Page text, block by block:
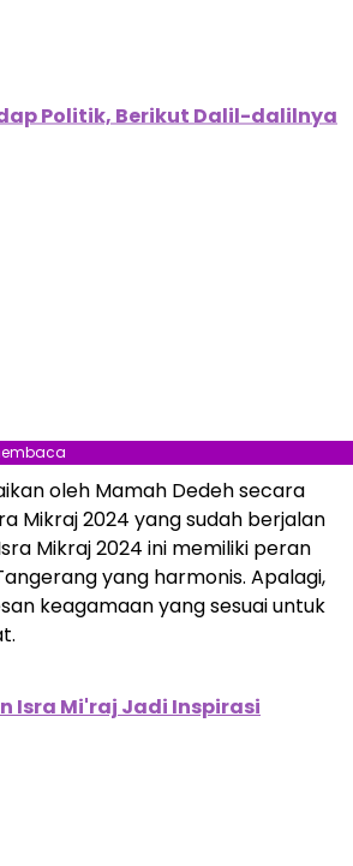
Politik, Berikut Dalil-dalilnya
oleh Mamah Dedeh secara
Mikraj 2024 yang sudah berjalan
Mikraj 2024 ini memiliki peran
yang harmonis. Apalagi,
keagamaan yang sesuai untuk
Isra Mi'raj Jadi Inspirasi